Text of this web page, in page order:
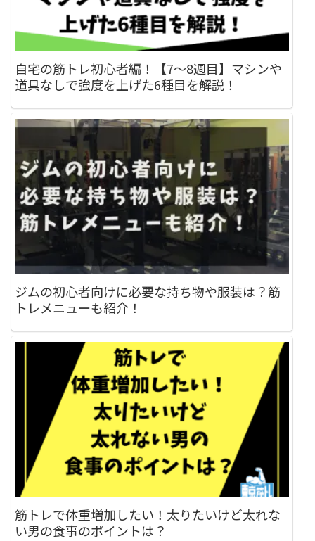
自宅の筋トレ初心者編！【7～8週目】マシンや
道具なしで強度を上げた6種目を解説！
ジムの初心者向けに必要な持ち物や服装は？筋
トレメニューも紹介！
筋トレで体重増加したい！太りたいけど太れな
い男の食事のポイントは？